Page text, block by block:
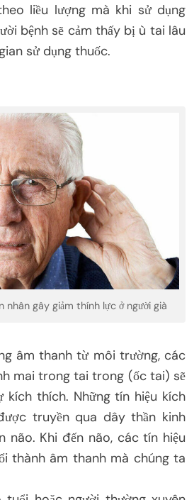
liều lượng mà khi sử dụng
bệnh sẽ cảm thấy bị ù tai lâu
sử dụng thuốc.
nhân gây giảm thính lực ở người già
âm thanh từ môi trường, các
mai trong tai trong (ốc tai) sẽ
kích thích. Những tín hiệu kích
truyền qua dây thần kinh
não. Khi đến não, các tín hiệu
thành âm thanh mà chúng ta